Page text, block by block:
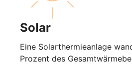
Solar
Eine Solarthermieanlage
Prozent des